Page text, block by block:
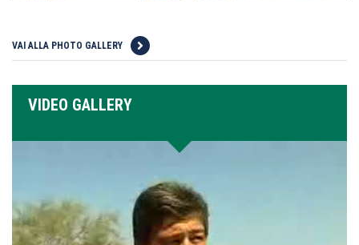
VAI ALLA PHOTO GALLERY
VIDEO GALLERY